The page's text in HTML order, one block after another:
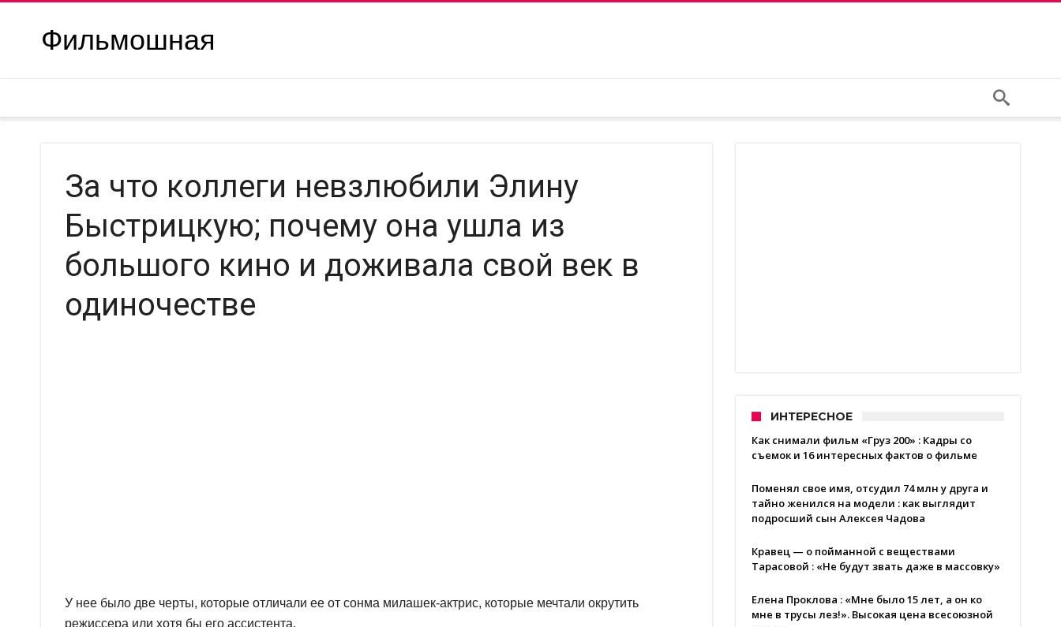
Фильмошная
За что коллеги невзлюбили Элину
Быстрицкую; почему она ушла из
большого кино и доживала свой век в
одиночестве
У нее было две черты, которые отличали ее от сонма милашек-актрис, которые мечтали окрутить
режиссера или хотя бы его ассистента.
ИНТЕРЕСНОЕ
Как снимали фильм «Груз 200» : Кадры со
съемок и 16 интересных фактов о фильме
Поменял свое имя, отсудил 74 млн у друга и
тайно женился на модели : как выглядит
подросший сын Алексея Чадова
Кравец — о пойманной с веществами
Тарасовой : «Не будут звать даже в массовку»
Елена Проклова : «Мне было 15 лет, а он ко
мне в трусы лез!». Высокая цена всесоюзной